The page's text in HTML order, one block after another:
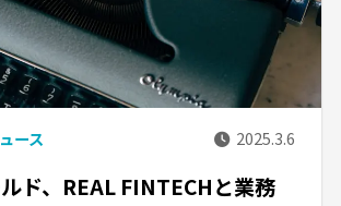
ース 2025.3.6
ド、REAL FINTECHと業務